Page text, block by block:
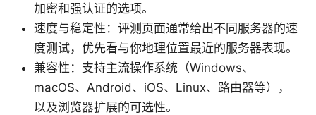
加密和强认证的选项。
速度与稳定性：评测页面通常给出不同服务器的速
度测试，优先看与你地理位置最近的服务器表现。
兼容性：支持主流操作系统（Windows、
macOS、Android、iOS、Linux、路由器等），
以及浏览器扩展的可选性。